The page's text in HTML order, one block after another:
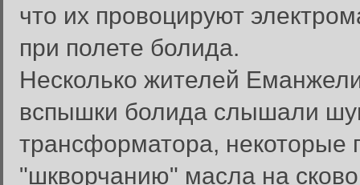
что их провоцируют
при полете болида.
Несколько жителей
вспышки болида слышали
трансформатора, некоторые
"шкворчанию" масла на